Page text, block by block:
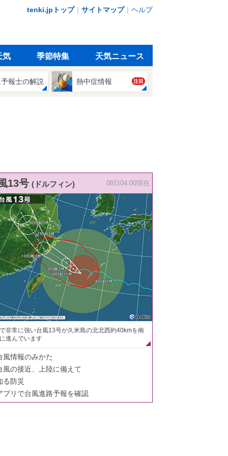
tenki.jpトップ｜ サイトマップ｜ ヘルプ
気 季節特集 天気ニュース
報士の解説 熱中症情報 注目
13号 (ドルフィン) 08日04:00現在
非常に強い台風13号が久米島の北北西約40kmを南
進んでいます
風情報のみかた
風の接近、上陸に備えて
る防災
プリで台風進路予報を確認